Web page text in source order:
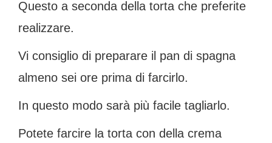
Questo a seconda della torta che preferite
realizzare.
Vi consiglio di preparare il pan di spagna
almeno sei ore prima di farcirlo.
In questo modo sarà più facile tagliarlo.
Potete farcire la torta con della crema